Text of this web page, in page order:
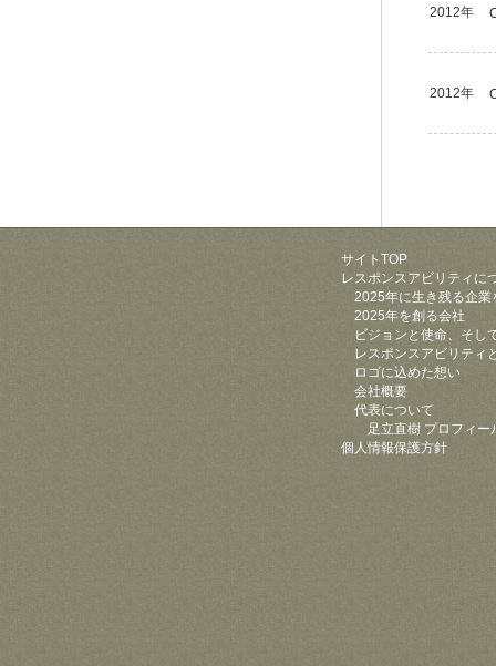
2012年
2012年
サイトTOP
レスポンスアビリティに
2025年に生き残る企業
2025年を創る会社
ビジョンと使命、そし
レスポンスアビリティ
ロゴに込めた想い
会社概要
代表について
足立直樹 プロフィー
個人情報保護方針